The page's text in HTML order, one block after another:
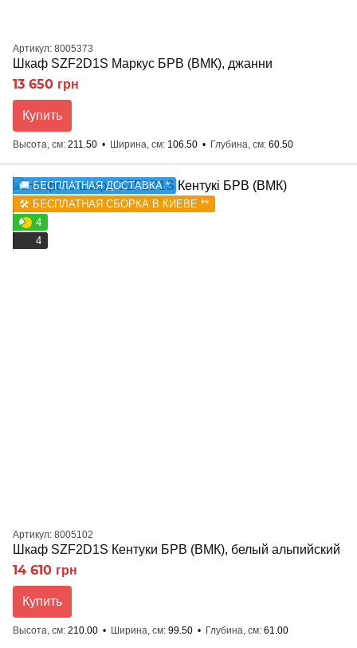
Артикул: 8005373
Шкаф SZF2D1S Маркус БРВ (ВМК), джанни
13 650 грн
Купить
Высота, см 211.50 Ширина, см 106.50 Глубина, см 60.50
🚚 БЕСПЛАТНАЯ ДОСТАВКА *
🛠️ БЕСПЛАТНАЯ СБОРКА В КИЕВЕ **
4
4
Артикул: 8005102
Шкаф SZF2D1S Кентуки БРВ (ВМК), белый альпийский
14 610 грн
Купить
Высота, см 210.00 Ширина, см 99.50 Глубина, см 61.00